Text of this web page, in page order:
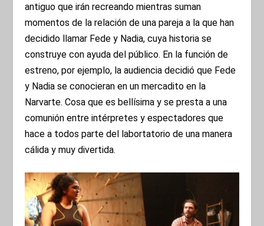
antiguo que irán recreando mientras suman
momentos de la relación de una pareja a la que han
decidido llamar Fede y Nadia, cuya historia se
construye con ayuda del público. En la función de
estreno, por ejemplo, la audiencia decidió que Fede
y Nadia se conocieran en un mercadito en la
Narvarte. Cosa que es bellísima y se presta a una
comunión entre intérpretes y espectadores que
hace a todos parte del labortatorio de una manera
cálida y muy divertida.